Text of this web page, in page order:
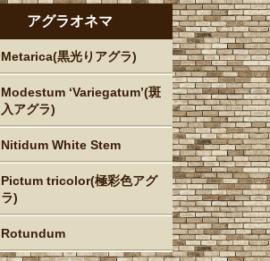
アグラオネマ
Metarica(黒光りアグラ)
Modestum ‘Variegatum’(斑
入アグラ)
Nitidum White Stem
Pictum tricolor(極彩色アグ
ラ)
Rotundum